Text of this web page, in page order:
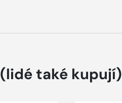
(lidé také kupují)